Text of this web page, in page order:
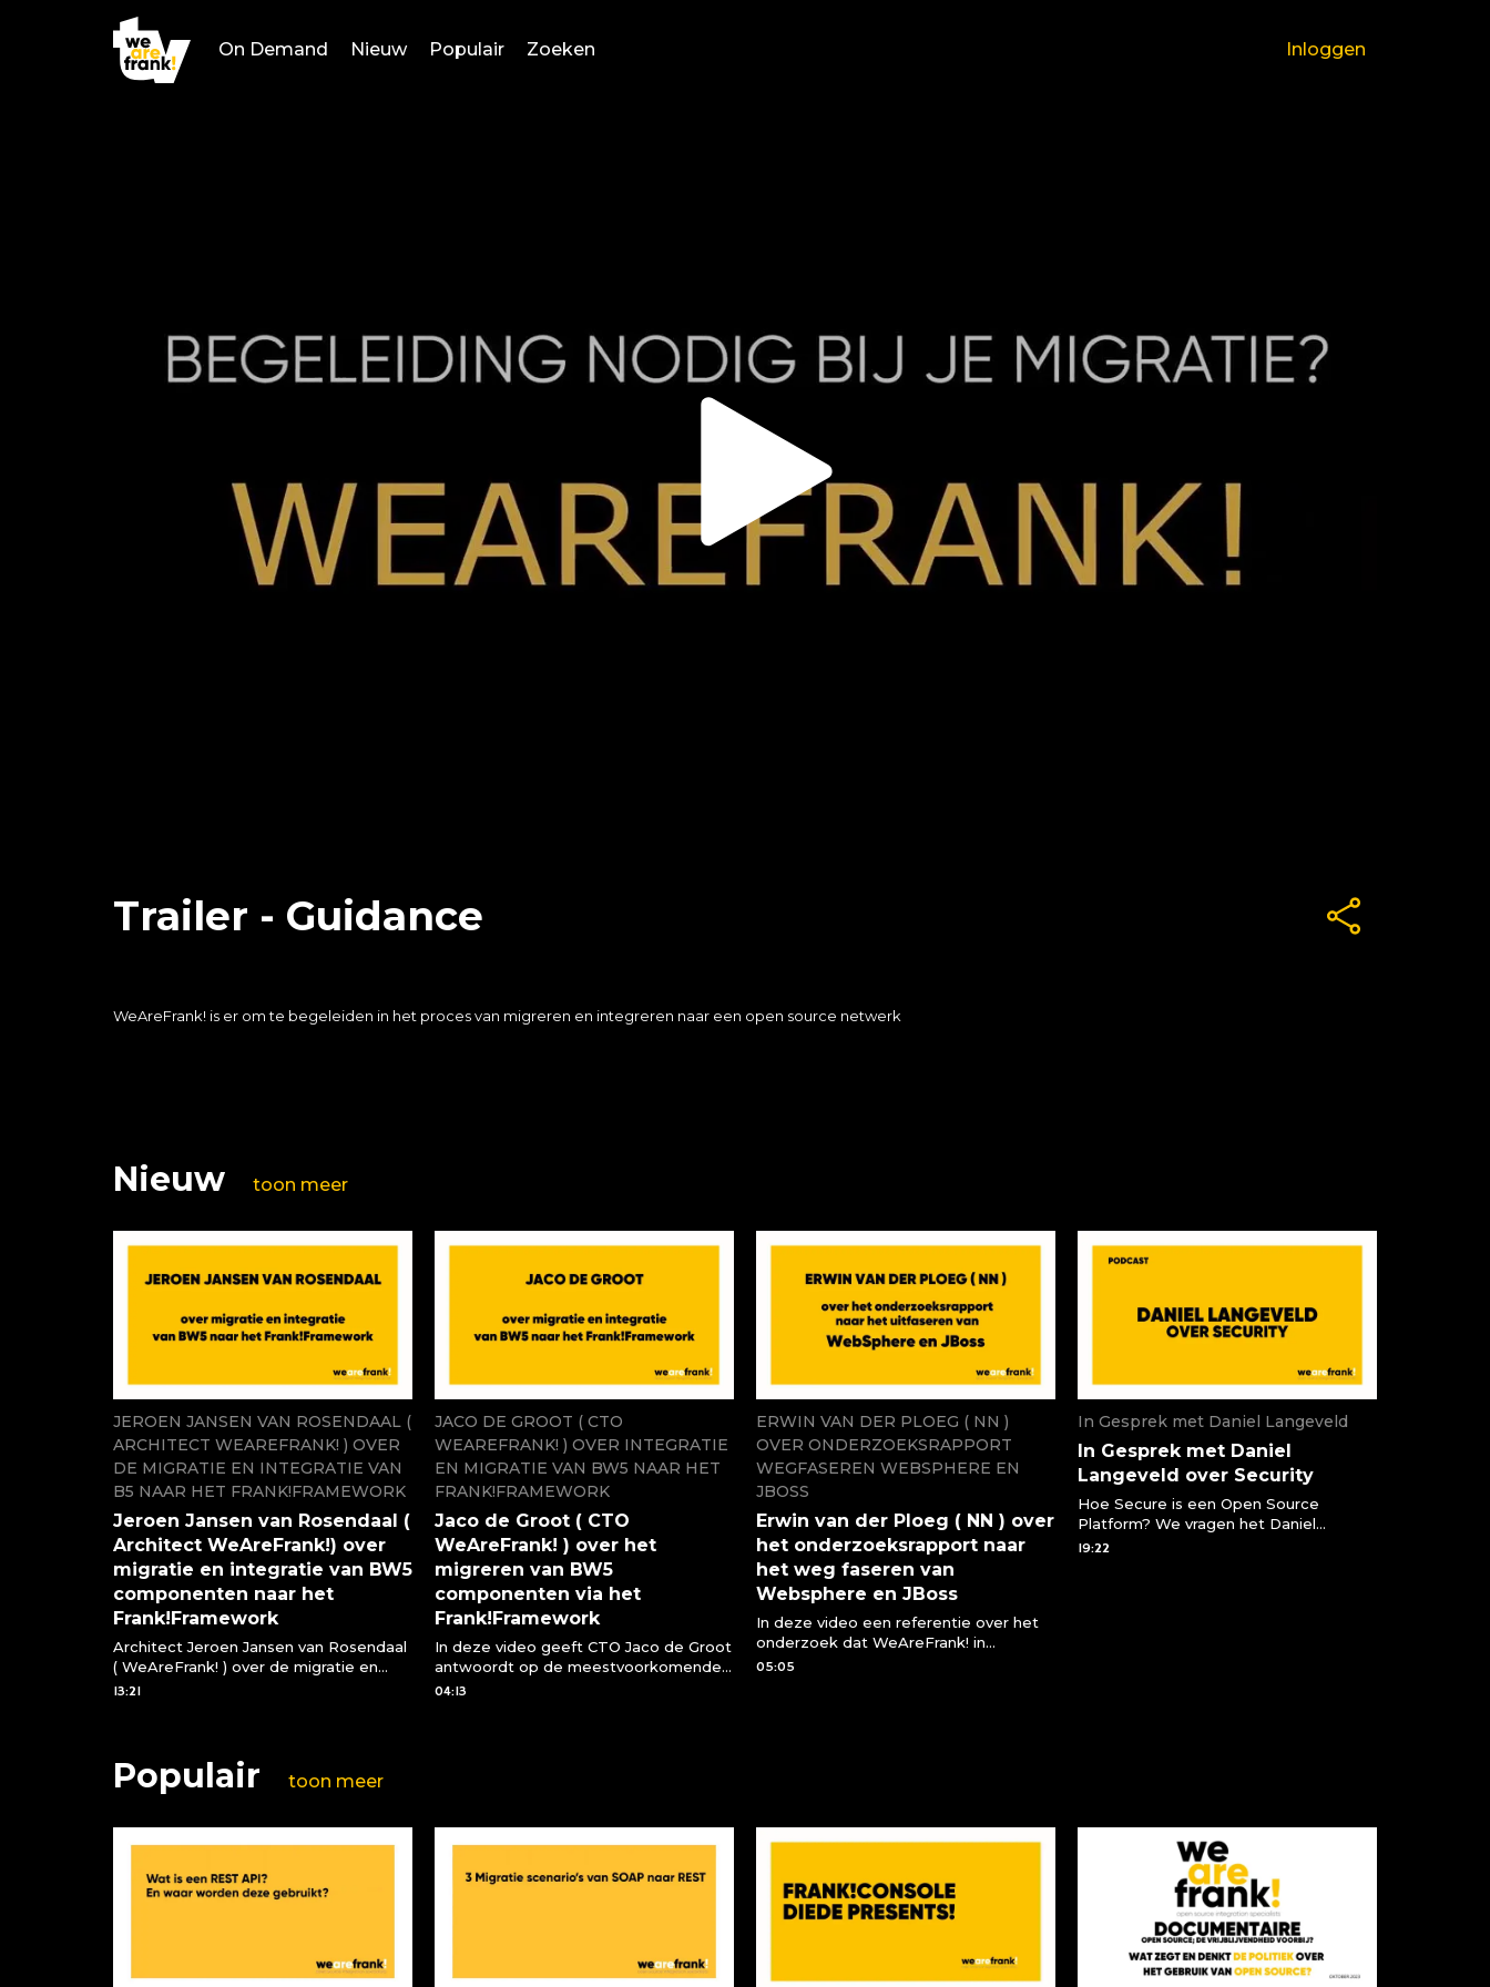
On Demand Nieuw Populair Zoeken Inloggen
Trailer - Guidance
WeAreFrank! is er om te begeleiden in het proces van migreren en integreren naar een open source netwerk
Nieuw toon meer
JEROEN JANSEN VAN ROSENDAAL (
ARCHITECT WEAREFRANK! ) OVER
DE MIGRATIE EN INTEGRATIE VAN
B5 NAAR HET FRANK!FRAMEWORK
Jeroen Jansen van Rosendaal (
Architect WeAreFrank!) over
migratie en integratie van BW5
componenten naar het
Frank!Framework
Architect Jeroen Jansen van Rosendaal
( WeAreFrank! ) over de migratie en
integratie van BW5 componenten via
13:21
JACO DE GROOT ( CTO
WEAREFRANK! ) OVER INTEGRATIE
EN MIGRATIE VAN BW5 NAAR HET
FRANK!FRAMEWORK
Jaco de Groot ( CTO
WeAreFrank! ) over het
migreren van BW5
componenten via het
Frank!Framework
In deze video geeft CTO Jaco de Groot
antwoordt op de meestvoorkomende
vragen over het migreren van BW5
04:13
ERWIN VAN DER PLOEG ( NN )
OVER ONDERZOEKSRAPPORT
WEGFASEREN WEBSPHERE EN
JBOSS
Erwin van der Ploeg ( NN ) over
het onderzoeksrapport naar
het weg faseren van
Websphere en JBoss
In deze video een referentie over het
onderzoek dat WeAreFrank! in
opdracht van NN uitvoerde inzake de
05:05
In Gesprek met Daniel Langeveld
In Gesprek met Daniel
Langeveld over Security
Hoe Secure is een Open Source
Platform? We vragen het Daniel
Langeveld. Verantwoordelijk voor de
19:22
Populair toon meer